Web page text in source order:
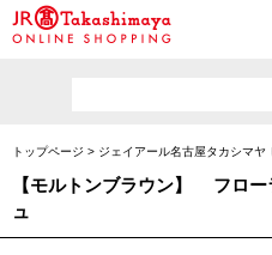
トップページ > ジェイアール名古屋タカシマヤ
【モルトンブラウン】 フロ
ュ